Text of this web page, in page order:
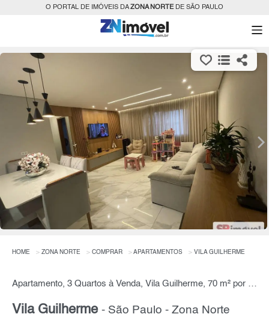
O PORTAL DE IMÓVEIS DAZONA NORTEDE SÃO PAULO
HOME ZONA NORTE COMPRAR APARTAMENTOS VILA GUILHERME
Apartamento, 3 Quartos à Venda, Vila Guilherme, 70 m² por R$ 649.000,00
Vila Guilherme - São Paulo - Zona Norte